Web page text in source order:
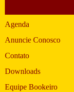
Agenda
Anuncie Conosco
Contato
Downloads
Equipe Bookeiro